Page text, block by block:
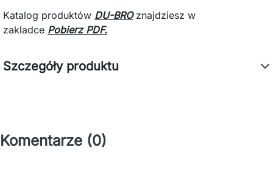
Katalog produktów DU-BROznajdziesz w
zakladce Pobierz PDF.
Szczegóły produktu
Komentarze (0)